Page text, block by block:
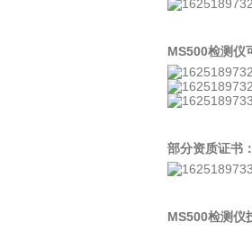
MS500检测仪
部分资质证书
MS500检测仪